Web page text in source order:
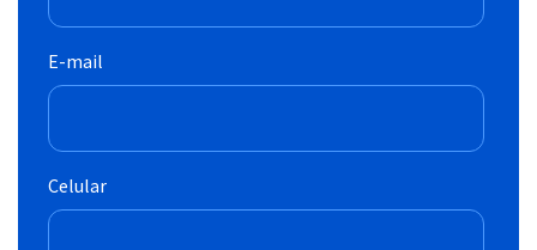
E-mail
Celular